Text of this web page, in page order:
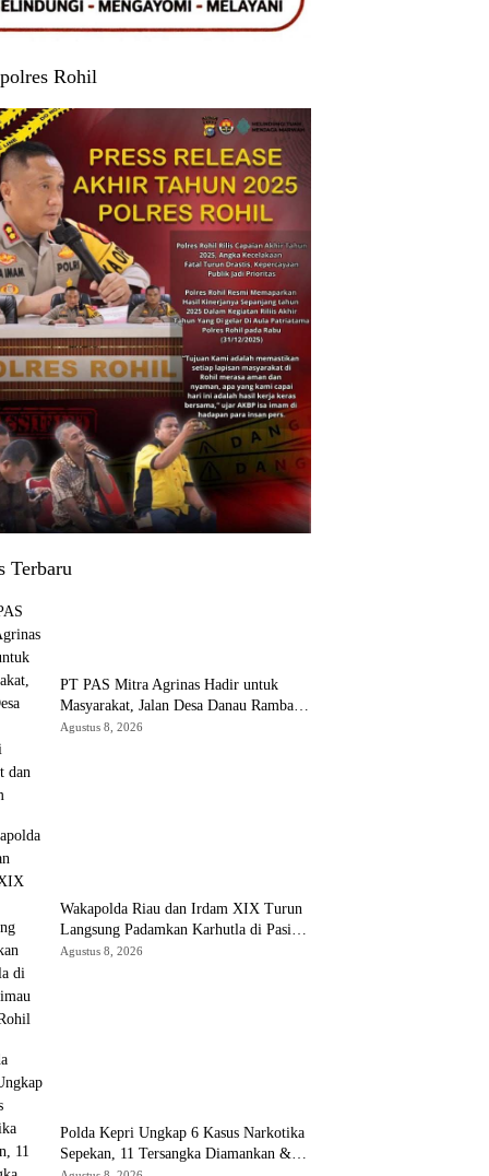
Rohil
Terbaru
‎PT PAS Mitra Agrinas Hadir untuk
Masyarakat, Jalan Desa Danau Rambai
Dirawat dan Disiram
Agustus 8, 2026
Wakapolda Riau dan Irdam XIX Turun
Langsung Padamkan Karhutla di Pasir
Limau Kapas Rohil
Agustus 8, 2026
Polda Kepri Ungkap 6 Kasus Narkotika
Sepekan, 11 Tersangka Diamankan &